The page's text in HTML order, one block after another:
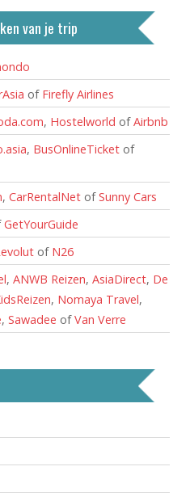
van je trip
of Firefly Airlines
, Hostelworld ofAirbnb
, BusOnlineTicket of
, CarRentalNet ofSunny Cars
GetYourGuide
of N26
, ANWB Reizen, AsiaDirect, De
, Nomaya Travel,
, Sawadee ofVan Verre